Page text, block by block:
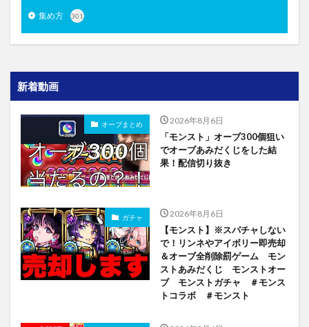
集め方 301
新着動画
オーブまとめ 2026年8月6日
「モンスト」オーブ300個狙い
でオーブあみだくじをした結
果！配信切り抜き
ガチャ 2026年8月6日
【モンスト】※スパチャしない
で！リンネやアイボリー即売却
＆オーブ全削除罰ゲーム モン
ストあみだくじ モンストオー
ブ モンストガチャ ＃モンス
トコラボ ＃モンスト